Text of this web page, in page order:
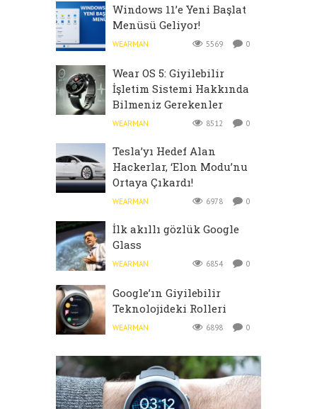
Windows 11’e Yeni Başlat
Menüsü Geliyor!
WEARMAN 5569 0
Wear OS 5: Giyilebilir
İşletim Sistemi Hakkında
Bilmeniz Gerekenler
WEARMAN 8512 0
Tesla’yı Hedef Alan
Hackerlar, ‘Elon Modu’nu
Ortaya Çıkardı!
WEARMAN 6978 0
İlk akıllı gözlük Google
Glass
WEARMAN 6854 0
Google’ın Giyilebilir
Teknolojideki Rolleri
WEARMAN 6898 0